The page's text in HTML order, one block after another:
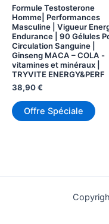
Formule Testosterone
Homme| Performances
Masculine | Vigueur
Endurance | 90 Gélules
Circulation Sanguine |
Ginseng MACA – COLA -
vitamines et minéraux |
TRYVITE ENERGY&PERF
38,90€
Offre Spéciale